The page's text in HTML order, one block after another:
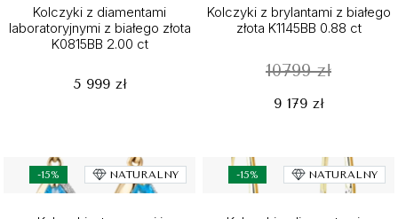
Kolczyki z diamentami
laboratoryjnymi z białego złota
K0815BB 2.00 ct
5 999 zł
Kolczyki z brylantami z białego
złota K1145BB 0.88 ct
10799 zł
9 179 zł
-15% NATURALNY -15% NATURALNY